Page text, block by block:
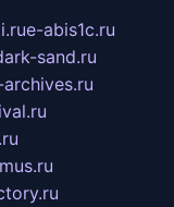
e-abis1c.ru
sand.ru